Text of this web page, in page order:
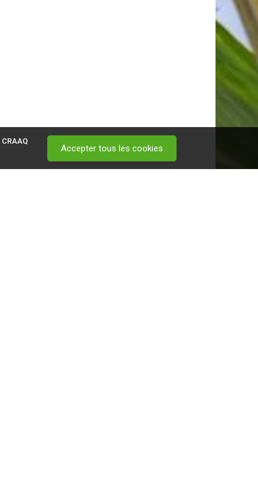
CRAAQ
Accepter tous les cookies